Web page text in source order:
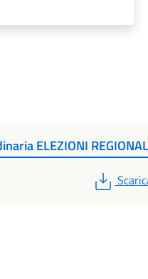
ELEZIONI
PDF